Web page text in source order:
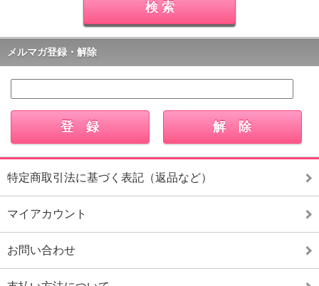
メルマガ登録・解除
特定商取引法に基づく表記（返品など）
マイアカウント
お問い合わせ